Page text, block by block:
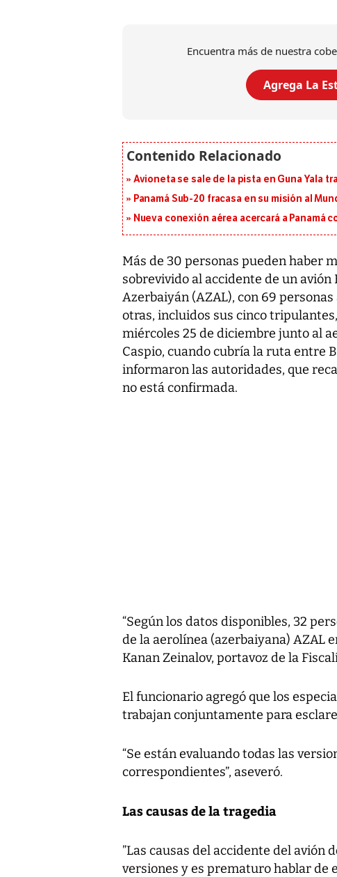
Encuentra más de nuestra
Agrega La
Avioneta se sale de la pista en Guna Yala
Panamá Sub-20 fracasa en su misión al
Nueva conexión aérea acercará a Panamá
Más de 30 personas pueden haber
sobrevivido al accidente de un avión
Azerbaiyán (AZAL), con 69
otras, incluidos sus cinco
miércoles 25 de diciembre junto al
Caspio, cuando cubría la ruta entre
informaron las autoridades, que
no está confirmada.
“Según los datos disponibles, 32
de la aerolínea (azerbaiyana) AZAL
Kanan Zeinalov, portavoz de la
El funcionario agregó que los
trabajan conjuntamente para
“Se están evaluando todas las
correspondientes”, aseveró.
Las causas de la tragedia
”Las causas del accidente del avión
versiones y es prematuro hablar de